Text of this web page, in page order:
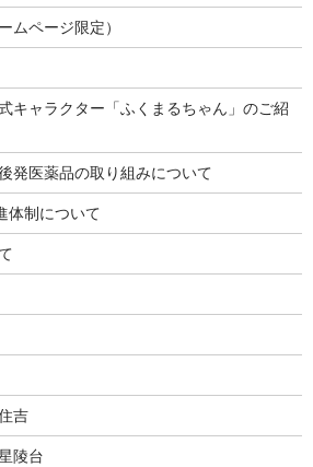
ムページ限定）
キャラクター「ふくまるちゃん」のご紹
発医薬品の取り組みについて
体制について
吉
陵台